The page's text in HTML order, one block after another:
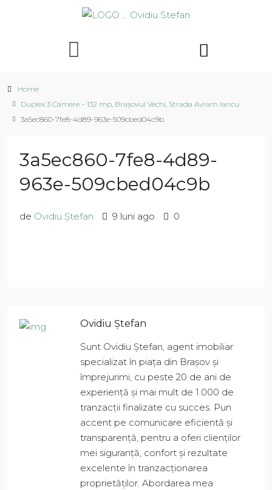
Home
Duplex 3 Camere – 132 mp, Brașovul Vechi, Strada Avram Iancu
3a5ec860-7fe8-4d89-963e-509cbed04c9b
3a5ec860-7fe8-4d89-
963e-509cbed04c9b
de Ovidiu Ștefan 9 luni ago 0
Ovidiu Ștefan
Sunt Ovidiu Ștefan, agent imobiliar
specializat în piața din Brașov și
împrejurimi, cu peste 20 de ani de
experiență și mai mult de 1.000 de
tranzacții finalizate cu succes. Pun
accent pe comunicare eficientă și
transparență, pentru a oferi clienților
mei siguranță, confort și rezultate
excelente în tranzacționarea
proprietăților. Abordarea mea